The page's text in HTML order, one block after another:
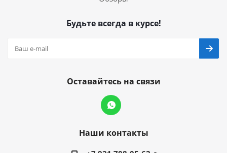
Будьте всегда в курсе!
Оставайтесь на связи
Наши контакты